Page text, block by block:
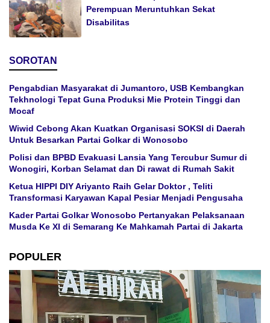
Perempuan Meruntuhkan Sekat
Disabilitas
SOROTAN
Pengabdian Masyarakat di Jumantoro, USB Kembangkan
Tekhnologi Tepat Guna Produksi Mie Protein Tinggi dan
Mocaf
Wiwid Cebong Akan Kuatkan Organisasi SOKSI di Daerah
Untuk Besarkan Partai Golkar di Wonosobo
Polisi dan BPBD Evakuasi Lansia Yang Tercubur Sumur di
Wonogiri, Korban Selamat dan Di rawat di Rumah Sakit
Ketua HIPPI DIY Ariyanto Raih Gelar Doktor , Teliti
Transformasi Karyawan Kapal Pesiar Menjadi Pengusaha
Kader Partai Golkar Wonosobo Pertanyakan Pelaksanaan
Musda Ke XI di Semarang Ke Mahkamah Partai di Jakarta
POPULER